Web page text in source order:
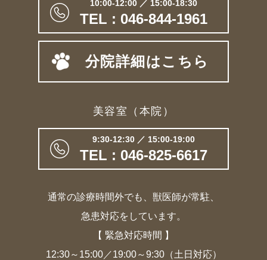
10:00-12:00 ／ 15:00-18:30
TEL : 046-844-1961
分院詳細はこちら
美容室（本院）
9:30-12:30 ／ 15:00-19:00
TEL : 046-825-6617
通常の診療時間外でも、獣医師が常駐、
急患対応をしています。
【 緊急対応時間 】
12:30～15:00／19:00～9:30（土日対応）